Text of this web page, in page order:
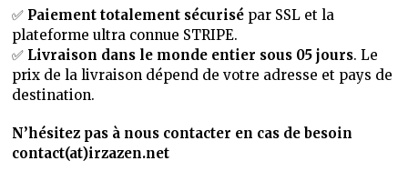
✅ Paiement totalement sécurisé par SSL et la
plateforme ultra connue STRIPE.
✅ Livraison dans le monde entier sous 05 jours. Le
prix de la livraison dépend de votre adresse et pays de
destination.
N’hésitez pas à nous contacter en cas de besoin
contact(at)irzazen.net